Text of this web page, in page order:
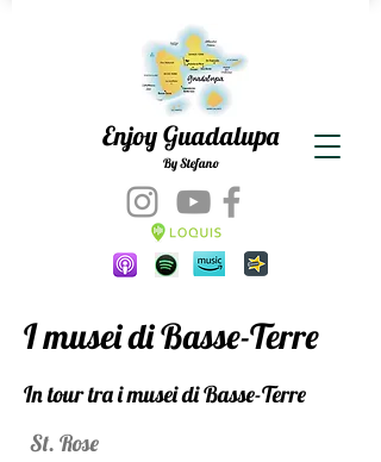
Enjoy Guadalupa
By Stefano
I musei di Basse-Terre
In tour tra i musei di Basse-Terre
St. Rose